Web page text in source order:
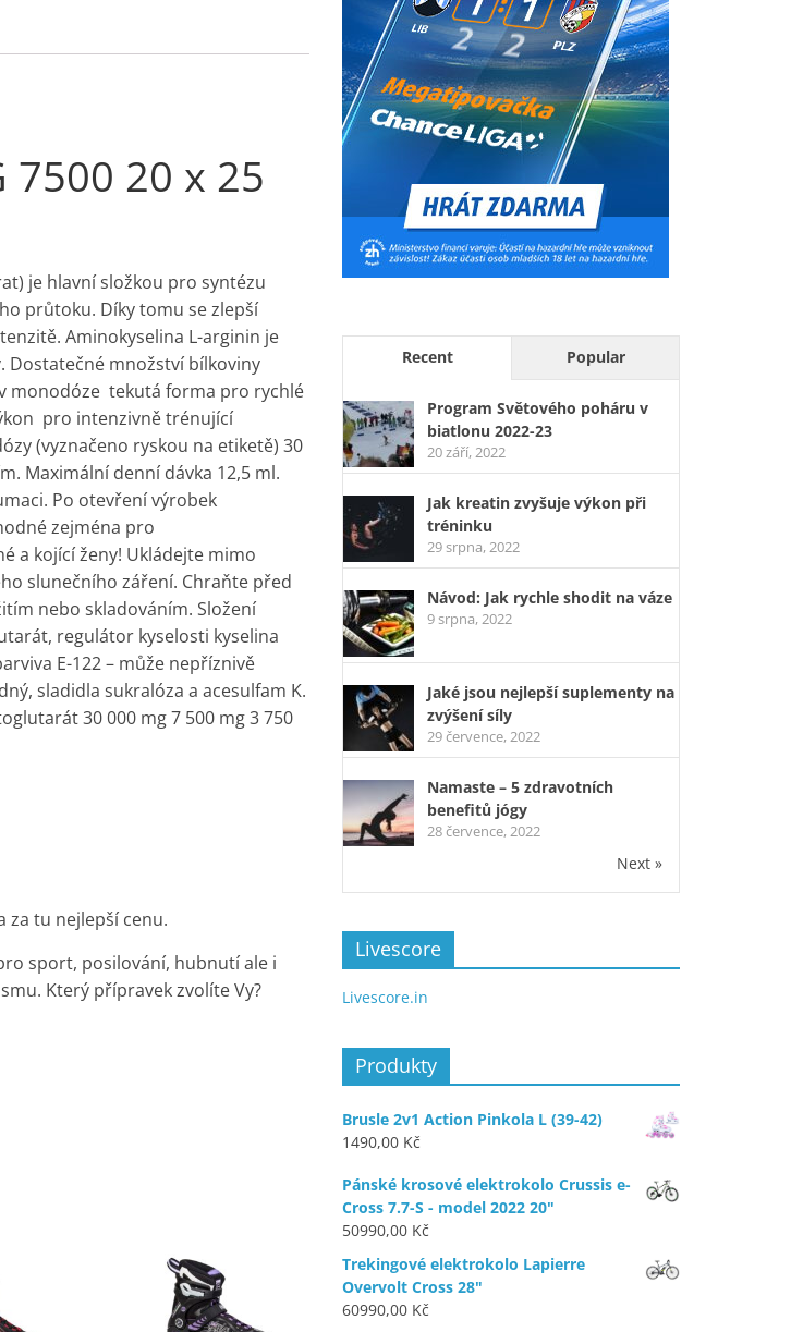
20 x 25
je hlavní složkou pro syntézu
průtoku. Díky tomu se zlepší
Aminokyselina L-arginin je
Dostatečné množství bílkoviny
v monodóze tekutá forma pro rychlé
pro intenzivně trénující
(vyznačeno ryskou na etiketě) 30
Maximální denní dávka 12,5 ml.
Po otevření výrobek
zejména pro
a kojící ženy! Ukládejte mimo
slunečního záření. Chraňte před
nebo skladováním. Složení
regulátor kyselosti kyselina
E-122 – může nepříznivě
sladidla sukralóza a acesulfam K.
30 000 mg 7 500 mg 3 750
za tu nejlepší cenu.
sport, posilování, hubnutí ale i
Který přípravek zvolíte Vy?
Recent Popular
Program Světového poháru v
biatlonu 2022-23
20 září, 2022
Jak kreatin zvyšuje výkon při
tréninku
29 srpna, 2022
Návod: Jak rychle shodit na váze
9 srpna, 2022
Jaké jsou nejlepší suplementy na
zvýšení síly
29 července, 2022
Namaste – 5 zdravotních
benefitů jógy
28 července, 2022
Next »
Livescore
Livescore.in
Produkty
Brusle 2v1 Action Pinkola L (39-42)
1490,00 Kč
Pánské krosové elektrokolo Crussis e-
Cross 7.7-S - model 2022 20"
50990,00 Kč
Trekingové elektrokolo Lapierre
Overvolt Cross 28"
60990,00 Kč